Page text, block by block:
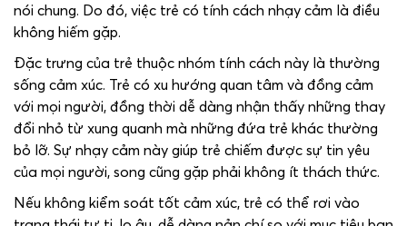
nói chung. Do đó, việc trẻ có tính cách nhạy cảm là điều
không hiếm gặp.
Đặc trưng của trẻ thuộc nhóm tính cách này là thường
sống cảm xúc. Trẻ có xu hướng quan tâm và đồng cảm
với mọi người, đồng thời dễ dàng nhận thấy những thay
đổi nhỏ từ xung quanh mà những đứa trẻ khác thường
bỏ lỡ. Sự nhạy cảm này giúp trẻ chiếm được sự tin yêu
của mọi người, song cũng gặp phải không ít thách thức.
Nếu không kiểm soát tốt cảm xúc, trẻ có thể rơi vào